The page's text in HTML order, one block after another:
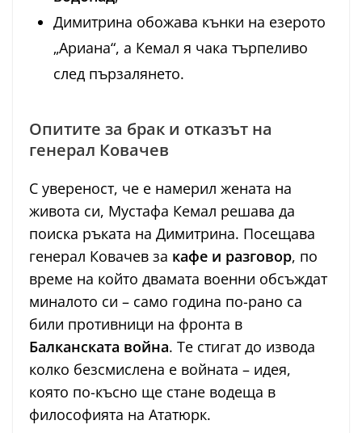
Димитрина обожава кънки на езерото
„Ариана“, а Кемал я чака търпеливо
след пързалянето.
Опитите за брак и отказът на
генерал Ковачев
С увереност, че е намерил жената на
живота си, Мустафа Кемал решава да
поиска ръката на Димитрина. Посещава
генерал Ковачев за кафе и разговор, по
време на който двамата военни обсъждат
миналото си – само година по-рано са
били противници на фронта в
Балканската война. Те стигат до извода
колко безсмислена е войната – идея,
която по-късно ще стане водеща в
философията на Ататюрк.